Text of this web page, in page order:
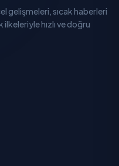
gelişmeleri, sıcak haberleri
ilkeleriyle hızlı ve doğru